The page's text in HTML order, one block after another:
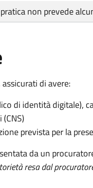
non prevede
di avere:
di identità digitale),
prevista per la
da un
resa dal